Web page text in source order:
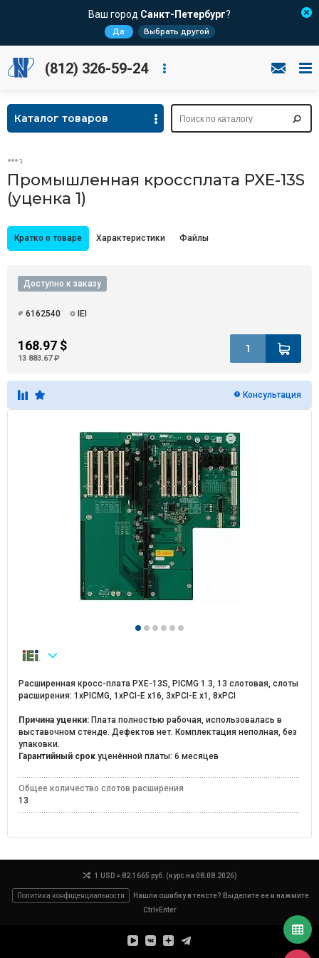
Ваш город Санкт-Петербург?
Да Выбрать другой
(812) 326-59-24
Каталог товаров
Промышленная кроссплата PXE-13S
(уценка 1)
Кратко о товаре Характеристики Файлы
Доступно к заказу
6162540 IEI
168.97 $
13 883.67 ₽
Консультация
Расширенная кросс-плата PXE-13S, PICMG 1.3, 13 слотовая, слоты
расширения: 1xPICMG, 1xPCI-E x16, 3xPCI-E x1, 8xPCI
Причина уценки: Плата полностью рабочая, использовалась в
выставочном стенде. Дефектов нет. Комплектация неполная, без
упаковки.
Гарантийный срок уценённой платы: 6 месяцев
Общее количество слотов расширения
13
1 USD = 82.1665 руб. (курс на 08.08.2026)
Политика конфиденциальности
Нашли ошибку в тексте? Выделите ее и нажмите
Ctrl+Enter